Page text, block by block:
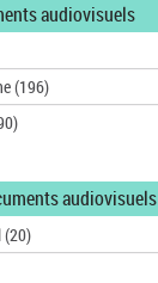
audiovisuels
(196)
audiovisuels
(20)